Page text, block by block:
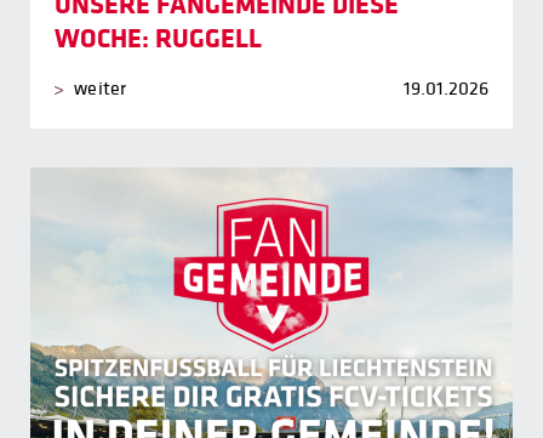
WOCHE: RUGGELL
weiter 19.01.2026